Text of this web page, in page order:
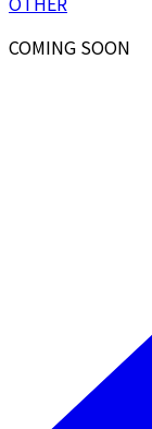
COMING SOON